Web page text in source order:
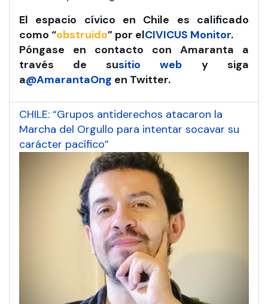
El espacio cívico en Chile es calificado
como “obstruido” por elCIVICUS Monitor.
Póngase en contacto con Amaranta a
través de susitio web
y siga
a@AmarantaOng en Twitter.
CHILE: “Grupos antiderechos atacaron la
Marcha del Orgullo para intentar socavar su
carácter pacífico”